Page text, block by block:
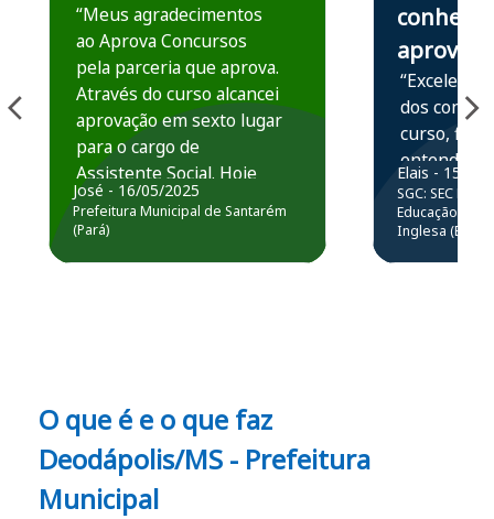
“Meus agradecimentos
ao Aprova Concursos
pela parceria que aprova.
Através do curso alcancei
aprovação em sexto lugar
para o cargo de
Assistente Social. Hoje
estou atuando na
Prefeitura de Santarém.
José - 16/05/2025
Prefeitura Municipal de Santarém
(Pará)
conhece,
aprova
“Excelente
dos
curso,
entender e
prática
resolução
questões.”
Elais - 15/07/
SGC: SEC BA
Educação
Inglesa (Edital
O que é e o que faz
Deodápolis/MS - Prefeitura
Municipal